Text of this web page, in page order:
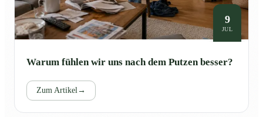
9
JUL
Warum fühlen wir uns nach dem Putzen besser?
Zum Artikel→